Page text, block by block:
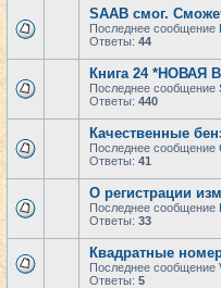
SAAB смог.
Последнее сообщение
Ответы: 44
Книга 24 *НОВАЯ
Последнее сообщение
Ответы: 440
Качественные
Последнее сообщение
Ответы: 41
О регистрации
Последнее сообщение
Ответы: 33
Квадратные
Последнее сообщение
Ответы: 5